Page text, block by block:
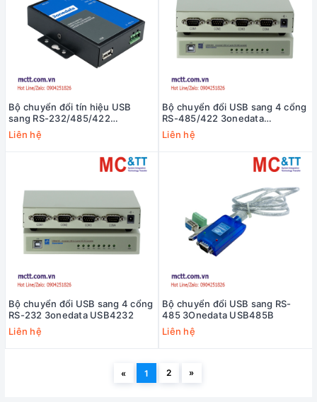
Bộ chuyển đổi tín hiệu USB
sang RS-232/485/422
3Onedata USB485I
Liên hệ
Bộ chuyển đổi USB sang 4 cổng
RS-485/422 3onedata
USB4485
Liên hệ
Bộ chuyển đổi USB sang 4 cổng
RS-232 3onedata USB4232
Liên hệ
Bộ chuyển đổi USB sang RS-
485 3Onedata USB485B
Liên hệ
« 1 2 »